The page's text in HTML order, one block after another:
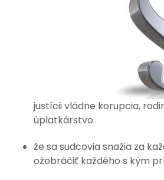
justícii vládne korupcia,
úplatkárstvo
že sa sudcovia snažia za
ožobráčiť každého s kým